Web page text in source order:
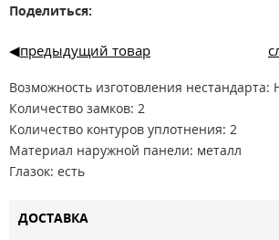
Поделиться:
предыдущий товар
Возможность изготовления нестандарта:
Количество замков: 2
Количество контуров уплотнения: 2
Материал наружной панели: металл
Глазок: есть
Ночной страж: есть
ДОСТАВКА